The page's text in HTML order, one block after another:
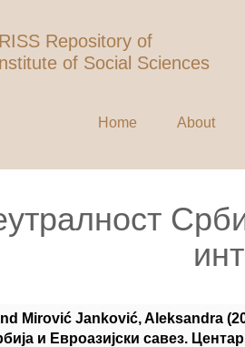
Repository of
of Social Sciences
Home About
Mirović Janković, Aleksandra
и Евроазијски савез.